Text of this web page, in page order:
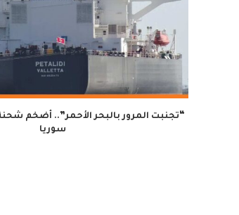
“تجنبت المرور بالبحر الأحمر”.. أضخم
سوريا